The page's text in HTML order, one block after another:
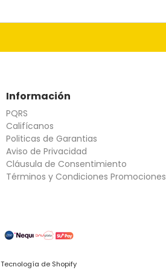
Información
PQRS
Califícanos
Politicas de Garantias
Aviso de Privacidad
Cláusula de Consentimiento
Términos y Condiciones Promociones
Tecnología de Shopify